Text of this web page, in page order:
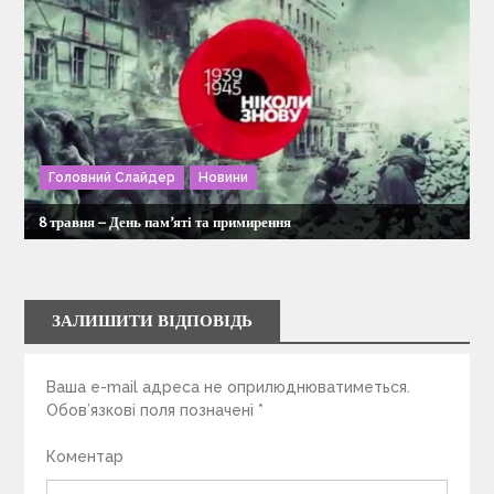
Головний Слайдер Новини
8 травня – День пам’яті та примирення
ЗАЛИШИТИ ВІДПОВІДЬ
Ваша e-mail адреса не оприлюднюватиметься.
Обов’язкові поля позначені *
Коментар